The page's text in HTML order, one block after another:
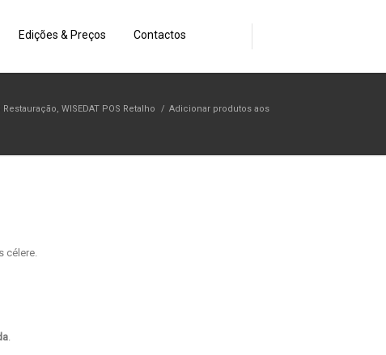
Edições & Preços Contactos
Restauração,WISEDAT POS Retalho / Adicionar produtos aos
célere.
.